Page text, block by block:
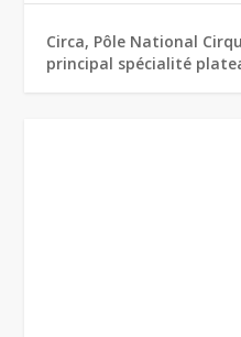
Circa, Pôle National
principal spécialité